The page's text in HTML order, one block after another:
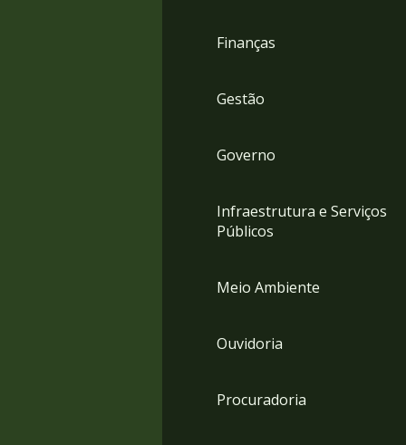
Finanças
Gestão
Governo
Infraestrutura e Serviços
Públicos
Meio Ambiente
Ouvidoria
Procuradoria